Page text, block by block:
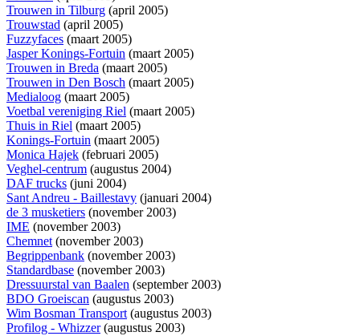
Trouwen in Tilburg (april 2005)
Trouwstad (april 2005)
Fuzzyfaces (maart 2005)
Jasper Konings-Fortuin (maart 2005)
Trouwen in Breda (maart 2005)
Trouwen in Den Bosch (maart 2005)
Medialoog (maart 2005)
Voetbal vereniging Riel (maart 2005)
Thuis in Riel (maart 2005)
Konings-Fortuin (maart 2005)
Monica Hajek (februari 2005)
Veghel-centrum (augustus 2004)
DAF trucks (juni 2004)
Sant Andreu - Baillestavy (januari 2004)
de 3 musketiers (november 2003)
IME (november 2003)
Chemnet(november 2003)
Begrippenbank (november 2003)
Standardbase (november 2003)
Dressuurstal van Baalen (september 2003)
BDO Groeiscan (augustus 2003)
Wim Bosman Transport(augustus 2003)
Profilog - Whizzer(augustus 2003)